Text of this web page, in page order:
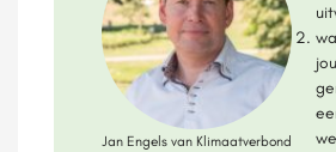
Jan Engels van Klimaatverbond